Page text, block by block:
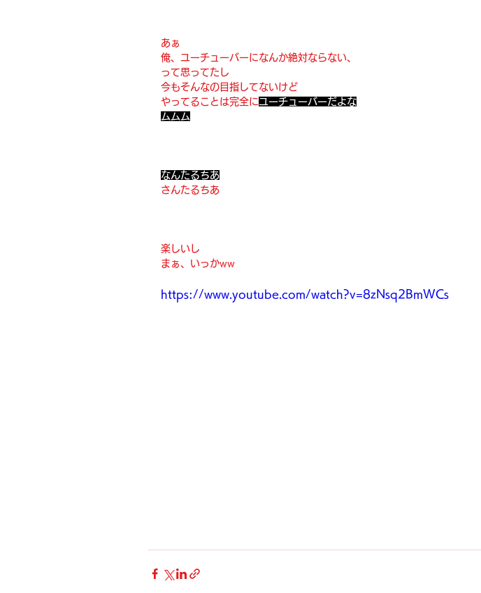
あぁ
俺、ユーチューバーになんか絶対ならない、
って思ってたし
今もそんなの目指してないけど
やってることは完全にユーチューバーだよな
ムムム
なんたるちあ
さんたるちあ
楽しいし
まぁ、いっかww
https://www.youtube.com/watch?v=8zNsq2BmWCs